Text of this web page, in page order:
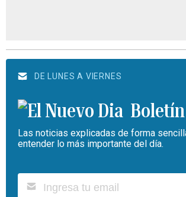
DE LUNES A VIERNES
Las noticias explicadas de forma
entender lo más importante del día.